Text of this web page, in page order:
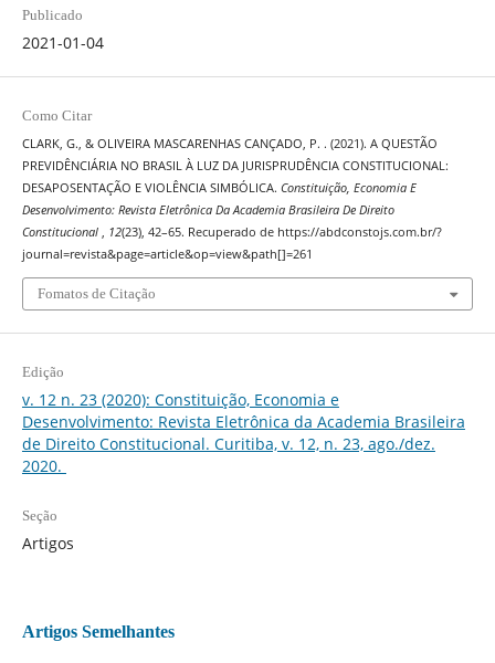
Publicado
2021-01-04
Como Citar
CLARK, G., & OLIVEIRA MASCARENHAS CANÇADO, P. . (2021). A QUESTÃO
PREVIDÊNCIÁRIA NO BRASIL À LUZ DA JURISPRUDÊNCIA CONSTITUCIONAL:
DESAPOSENTAÇÃO E VIOLÊNCIA SIMBÓLICA. Constituição, Economia E
Desenvolvimento: Revista Eletrônica Da Academia Brasileira De Direito
Constitucional , 12(23), 42–65. Recuperado de https://abdconstojs.com.br/?
journal=revista&page=article&op=view&path[]=261
Fomatos de Citação
Edição
v. 12 n. 23 (2020): Constituição, Economia e
Desenvolvimento: Revista Eletrônica da Academia Brasileira
de Direito Constitucional. Curitiba, v. 12, n. 23, ago./dez.
2020.
Seção
Artigos
Artigos Semelhantes